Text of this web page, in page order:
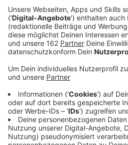
erneuert.
Veröffentlicht:Montag,
Anzeige
In Kamp-Lintfort startet heute
Großbaustelle auf der
wird hier das Fernwärmenetz
werden Trinkwasser-Leitungen
Sperrungen und Engpässe. Los